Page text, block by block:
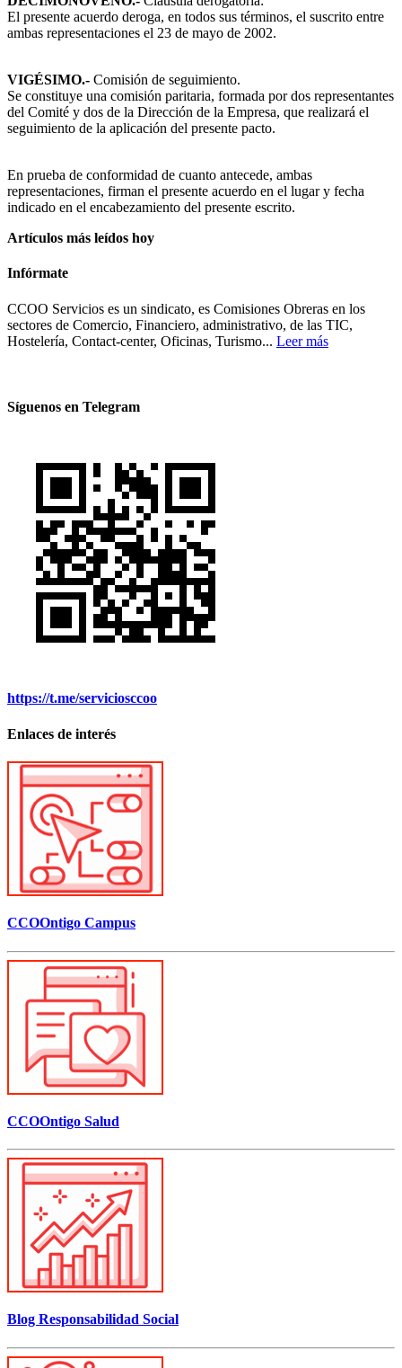
El presente acuerdo deroga, en todos sus términos, el suscrito entre
ambas representaciones el 23 de mayo de 2002.
VIGÉSIMO.- Comisión de seguimiento.
Se constituye una comisión paritaria, formada por dos representantes
del Comité y dos de la Dirección de la Empresa, que realizará el
seguimiento de la aplicación del presente pacto.
En prueba de conformidad de cuanto antecede, ambas
representaciones, firman el presente acuerdo en el lugar y fecha
indicado en el encabezamiento del presente escrito.
Artículos más leídos hoy
Infórmate
CCOO Servicios es un sindicato, es Comisiones Obreras en los
sectores de Comercio, Financiero, administrativo, de las TIC,
Hostelería, Contact-center, Oficinas, Turismo... Leer más
Síguenos en Telegram
https://t.me/serviciosccoo
Enlaces de interés
CCOOntigo Campus
CCOOntigo Salud
Blog Responsabilidad Social